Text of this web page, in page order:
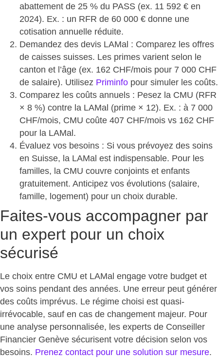
abattement de 25 % du PASS (ex. 11 592 € en
2024). Ex. : un RFR de 60 000 € donne une
cotisation annuelle réduite.
Demandez des devis LAMal : Comparez les offres
de caisses suisses. Les primes varient selon le
canton et l’âge (ex. 162 CHF/mois pour 7 000 CHF
de salaire). Utilisez Priminfo pour simuler les coûts.
Comparez les coûts annuels : Pesez la CMU (RFR
× 8 %) contre la LAMal (prime × 12). Ex. : à 7 000
CHF/mois, CMU coûte 407 CHF/mois vs 162 CHF
pour la LAMal.
Évaluez vos besoins : Si vous prévoyez des soins
en Suisse, la LAMal est indispensable. Pour les
familles, la CMU couvre conjoints et enfants
gratuitement. Anticipez vos évolutions (salaire,
famille, logement) pour un choix durable.
Faites-vous accompagner par
un expert pour un choix
sécurisé
Le choix entre CMU et LAMal engage votre budget et
vos soins pendant des années. Une erreur peut générer
des coûts imprévus. Le régime choisi est quasi-
irrévocable, sauf en cas de changement majeur. Pour
une analyse personnalisée, les experts de Conseiller
Financier Genève sécurisent votre décision selon vos
besoins. Prenez contact pour une solution sur mesure.